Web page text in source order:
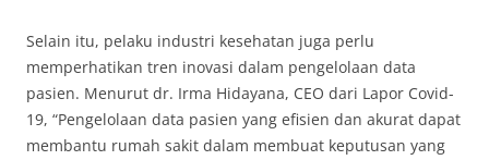
Selain itu, pelaku industri kesehatan juga perlu
memperhatikan tren inovasi dalam pengelolaan data
pasien. Menurut dr. Irma Hidayana, CEO dari Lapor Covid-
19, “Pengelolaan data pasien yang efisien dan akurat dapat
membantu rumah sakit dalam membuat keputusan yang